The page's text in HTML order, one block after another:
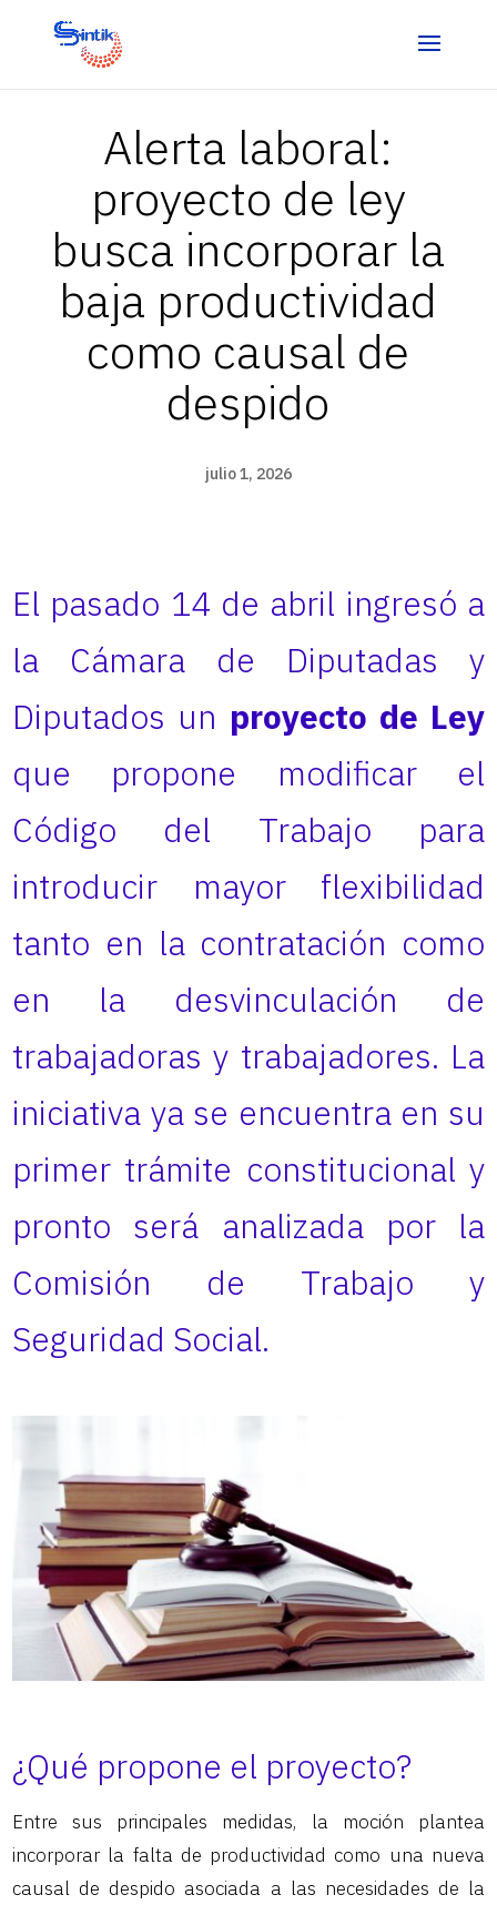
Alerta laboral:
proyecto de ley
busca incorporar la
baja productividad
como causal de
despido
julio 1, 2026
El pasado 14 de abril ingresó a
la Cámara de Diputadas y
Diputados un proyecto de Ley
que propone modificar el
Código del Trabajo para
introducir mayor flexibilidad
tanto en la contratación como
en la desvinculación de
trabajadoras y trabajadores. La
iniciativa ya se encuentra en su
primer trámite constitucional y
pronto será analizada por la
Comisión de Trabajo y
Seguridad Social.
¿Qué propone el proyecto?
Entre sus principales medidas, la moción plantea
incorporar la falta de productividad como una nueva
causal de despido asociada a las necesidades de la